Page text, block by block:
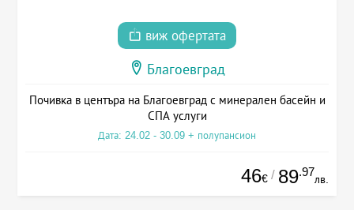
виж офертата
Благоевград
Почивка в центъра на Благоевград с минерален басейн и
СПА услуги
Дата: 24.02 - 30.09 + полупансион
46€ / 89.97
лв.